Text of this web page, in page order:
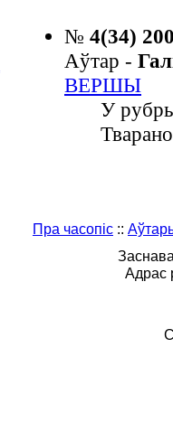
№ 4(34)
Аўтар -
ВЕРШЫ
У
Пра часопіс ::
Адрас